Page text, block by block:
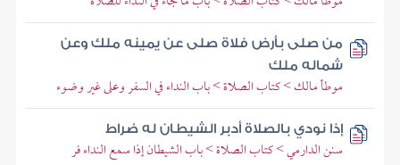
من صلى بأرض فلاة صلى عن يمينه ملك وعن
شماله ملك
موطأ مالك > كتاب الصلاة > باب النداء في السفر وعلى غير وضوء
إذا نودي بالصلاة أدبر الشيطان له ضراط
سنن الدارمي > كتاب الصلاة > باب الشيطان إذا سمع النداء فر